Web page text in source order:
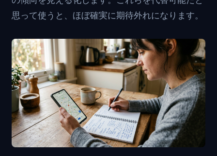
思って使うと、ほぼ確実に期待外れになります。